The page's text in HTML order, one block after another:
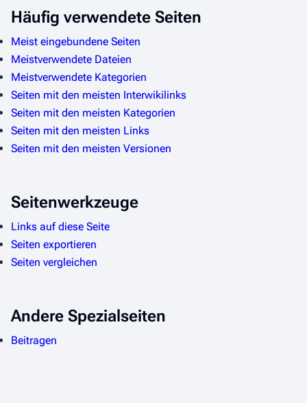
Häufig verwendete Seiten
Meist eingebundene Seiten
Meistverwendete Dateien
Meistverwendete Kategorien
Seiten mit den meisten Interwikilinks
Seiten mit den meisten Kategorien
Seiten mit den meisten Links
Seiten mit den meisten Versionen
Seitenwerkzeuge
Links auf diese Seite
Seiten exportieren
Seiten vergleichen
Andere Spezialseiten
Beitragen